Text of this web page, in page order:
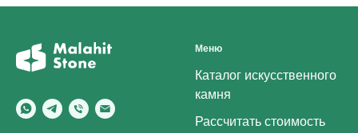
Меню
Каталог искусственного
камня
Рассчитать стоимость